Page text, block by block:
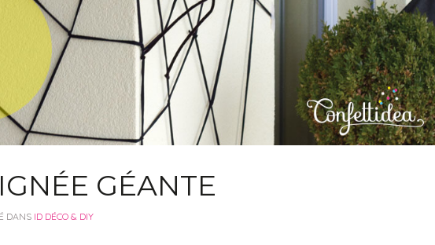
GÉANTE
DANS ID DÉCO & DIY